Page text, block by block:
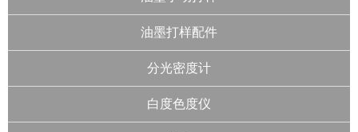
油墨打样配件
分光密度计
白度色度仪